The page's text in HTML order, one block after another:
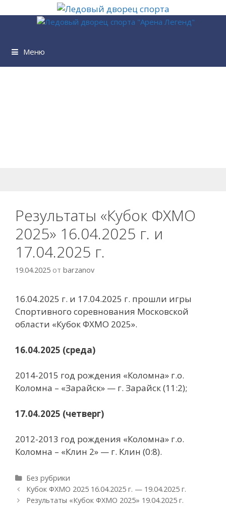
Перейти
содержимому
Меню
Результаты «Кубок ФХМО
2025» 16.04.2025 г. и
17.04.2025 г.
19.04.2025 от barzanov
16.04.2025 г. и 17.04.2025 г. прошли игры
Спортивного соревнования Московской
области «Кубок ФХМО 2025».
16.04.2025 (среда)
2014-2015 год рождения «Коломна» г.о.
Коломна – «Зарайск» — г. Зарайск (11:2);
17.04.2025 (четверг)
2012-2013 год рождения «Коломна» г.о.
Коломна – «Клин 2» — г. Клин (0:8).
Рубрики
Без рубрики
Навигация
записи
Кубок ФХМО 2025 16.04.2025 г. — 19.04.2025 г.
Результаты «Кубок ФХМО 2025» 19.04.2025 г.